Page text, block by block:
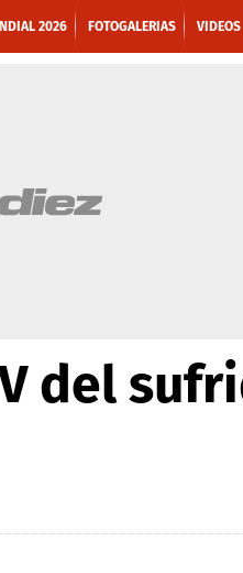
2026 FOTOGALERIAS VIDEOS
del